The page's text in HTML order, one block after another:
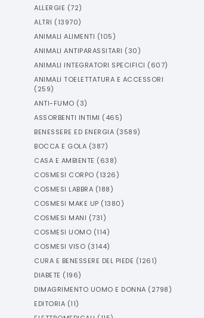
ALLERGIE (72)
ALTRI (13970)
ANIMALI ALIMENTI (105)
ANIMALI ANTIPARASSITARI (30)
ANIMALI INTEGRATORI SPECIFICI (607)
ANIMALI TOELETTATURA E ACCESSORI
(259)
ANTI-FUMO (3)
ASSORBENTI INTIMI (465)
BENESSERE ED ENERGIA (3589)
BOCCA E GOLA (387)
CASA E AMBIENTE (638)
COSMESI CORPO (1326)
COSMESI LABBRA (188)
COSMESI MAKE UP (1380)
COSMESI MANI (731)
COSMESI UOMO (114)
COSMESI VISO (3144)
CURA E BENESSERE DEL PIEDE (1261)
DIABETE (196)
DIMAGRIMENTO UOMO E DONNA (2798)
EDITORIA (11)